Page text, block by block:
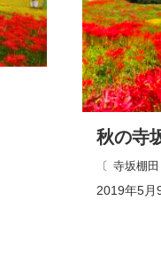
2019年5月
寺坂棚田
秋の寺